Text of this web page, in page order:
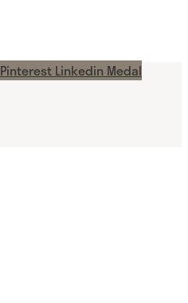
Pinterest Linkedin Medal